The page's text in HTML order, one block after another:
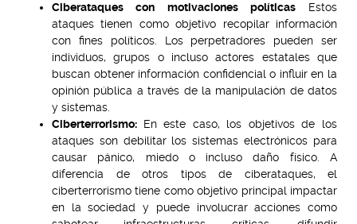
Ciberataques con motivaciones políticasEstos
ataques tienen como objetivo recopilar información
con fines políticos. Los perpetradores pueden ser
individuos, grupos o incluso actores estatales que
buscan obtener información confidencial o influir en la
opinión pública a través de la manipulación de datos
y sistemas.
Ciberterrorismo: En este caso, los objetivos de los
ataques son debilitar los sistemas electrónicos para
causar pánico, miedo o incluso daño físico. A
diferencia de otros tipos de ciberataques, el
ciberterrorismo tiene como objetivo principal impactar
en la sociedad y puede involucrar acciones como